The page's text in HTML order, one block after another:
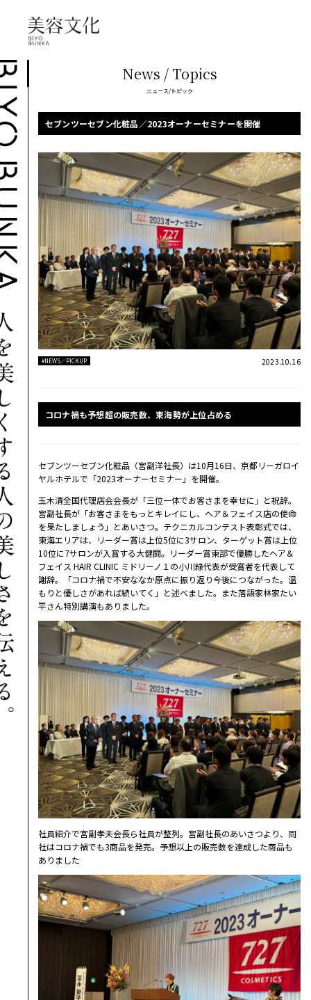
News / Topics
ニュース/トピック
セブンツーセブン化粧品／2023オーナーセミナーを開催
#NEWS／PICKUP 2023.10.16
コロナ禍も予想超の販売数、東海勢が上位占める
セブンツーセブン化粧品（宮副洋社長）は10月16日、京都リーガロイ
ヤルホテルで「2023オーナーセミナー」を開催。
玉木清全国代理店会会長が「三位一体でお客さまを幸せに」と祝辞。
宮副社長が「お客さまをもっとキレイにし、ヘア＆フェイス店の使命
を果たしましょう」とあいさつ。テクニカルコンテスト表彰式では、
東海エリアは、リーダー賞は上位5位に3サロン、ターゲット賞は上位
10位に7サロンが入賞する大健闘。リーダー賞東部で優勝したヘア＆
フェイス HAIR CLINIC ミドリーノ１の小川緑代表が受賞者を代表して
謝辞。「コロナ禍で不安ななか原点に振り返り今後につながった。温
もりと優しさがあれば続いてく」と述べました。また落語家林家たい
平さん特別講演もありました。
社員紹介で宮副孝夫会長ら社員が整列。宮副社長のあいさつより、同
社はコロナ禍でも3商品を発売。予想以上の販売数を達成した商品も
ありました